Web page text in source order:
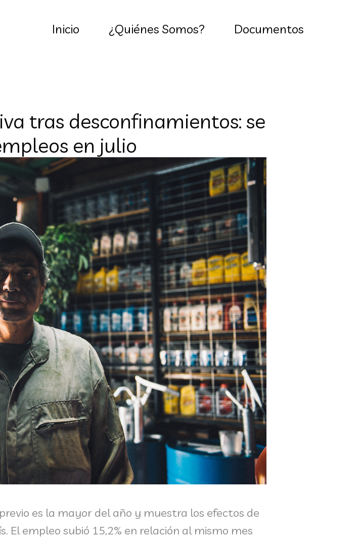
Inicio ¿Quiénes Somos? Documentos
tras desconfinamientos: se
en julio
es la mayor del año y muestra los efectos de
El empleo subió 15,2% en relación al mismo mes